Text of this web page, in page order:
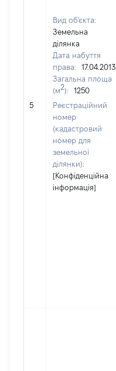
5
Вид об'єкта:
Земельна
ділянка
Дата набуття
права:
17.04.2013
Загальна площа
(м2):
1250
Реєстраційний
номер
(кадастровий
номер для
земельної
ділянки):
[Конфіденційна
інформація]